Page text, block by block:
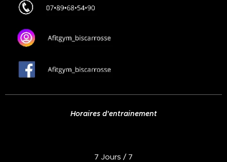
Horaires d'entrainement
7 Jours / 7